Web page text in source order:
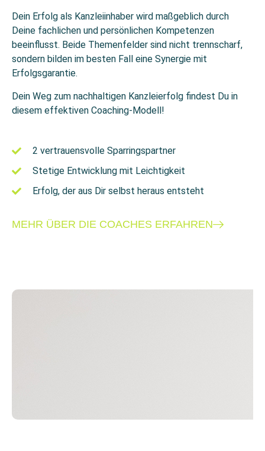
Dein Erfolg als Kanzleiinhaber wird maßgeblich durch
Deine fachlichen und persönlichen Kompetenzen
beeinflusst. Beide Themenfelder sind nicht trennscharf,
sondern bilden im besten Fall eine Synergie mit
Erfolgsgarantie.
Dein Weg zum nachhaltigen Kanzleierfolg findest Du in
diesem effektiven Coaching-Modell!
2 vertrauensvolle Sparringspartner
Stetige Entwicklung mit Leichtigkeit
Erfolg, der aus Dir selbst heraus entsteht
MEHR ÜBER DIE COACHES ERFAHREN